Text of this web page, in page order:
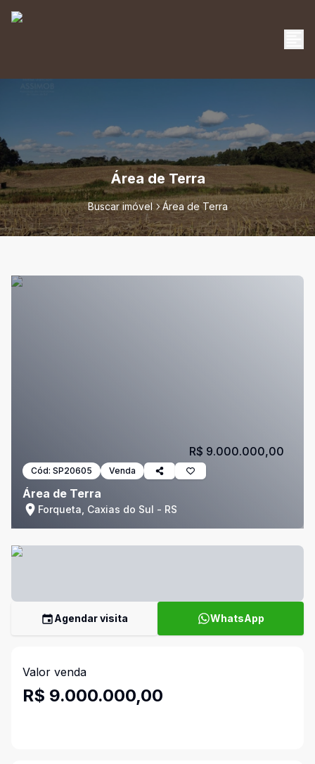
Área de Terra
Buscar imóvel Área de Terra
Cód: SP20605 Venda
Área de Terra
Forqueta, Caxias do Sul - RS
R$ 9.000.000,00
Agendar visita WhatsApp
Valor venda
R$ 9.000.000,00